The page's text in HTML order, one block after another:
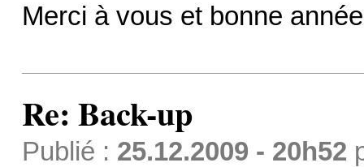
Merci à vous et bonne année
Re: Back-up
Publié : 25.12.2009 - 20h52